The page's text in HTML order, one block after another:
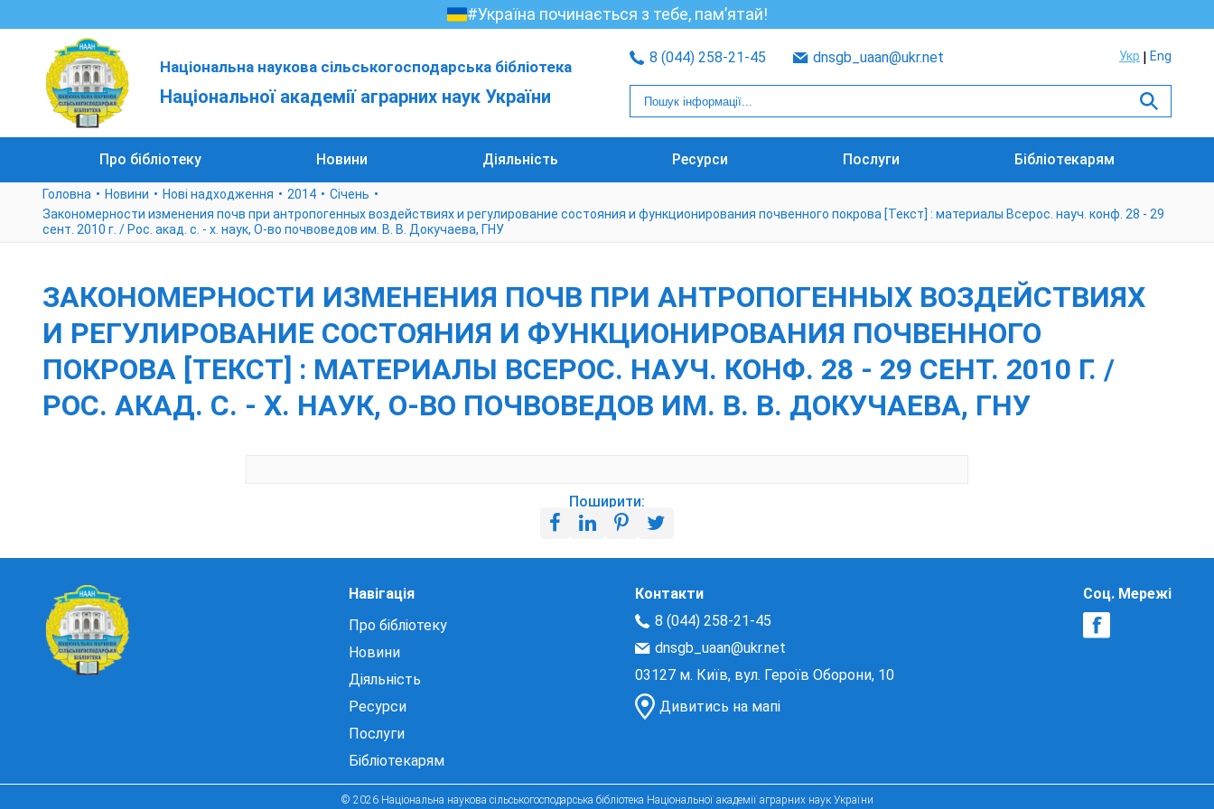
#Україна починається з тебе, пам’ятай!
Національна наукова сільськогосподарська бібліотека
Національної академії аграрних наук України
8 (044) 258-21-45 dnsgb_uaan@ukr.net Укр Eng
Про бібліотеку Новини Діяльність Ресурси Послуги Бібліотекарям
Головна Новини Нові надходження 2014
Січень
Закономерности изменения почв при антропогенных воздействиях и регулирование состояния и функционирования почвенного покрова [Текст] : материалы Всерос. науч. конф. 28 - 29
сент. 2010 г. / Рос. акад. с. - х. наук, О-во почвоведов им. В. В. Докучаева, ГНУ
ЗАКОНОМЕРНОСТИ ИЗМЕНЕНИЯ ПОЧВ ПРИ АНТРОПОГЕННЫХ ВОЗДЕЙСТВИЯХ
И РЕГУЛИРОВАНИЕ СОСТОЯНИЯ И ФУНКЦИОНИРОВАНИЯ ПОЧВЕННОГО
ПОКРОВА [ТЕКСТ] : МАТЕРИАЛЫ ВСЕРОС. НАУЧ. КОНФ. 28 - 29 СЕНТ. 2010 Г. /
РОС. АКАД. С. - Х. НАУК, О-ВО ПОЧВОВЕДОВ ИМ. В. В. ДОКУЧАЕВА, ГНУ
Поширити:
Навігація
Про бібліотеку
Новини
Діяльність
Ресурси
Послуги
Бібліотекарям
Контакти
8 (044) 258-21-45
dnsgb_uaan@ukr.net
03127 м. Київ, вул. Героїв Оборони, 10
Дивитись на мапі
Соц. Мережі
© 2026 Національна наукова сільськогосподарська бібліотека Національної академії аграрних наук України